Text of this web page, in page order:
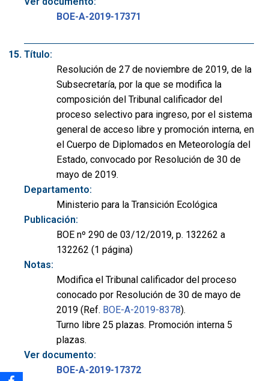
BOE-A-2019-17371
Título:
Resolución de 27 de noviembre de 2019, de la
Subsecretaría, por la que se modifica la
composición del Tribunal calificador del
proceso selectivo para ingreso, por el sistema
general de acceso libre y promoción interna, en
el Cuerpo de Diplomados en Meteorología del
Estado, convocado por Resolución de 30 de
mayo de 2019.
Departamento:
Ministerio para la Transición Ecológica
Publicación:
BOE nº 290 de 03/12/2019, p. 132262 a
132262 (1 página)
Notas:
Modifica el Tribunal calificador del proceso
conocado por Resolución de 30 de mayo de
2019 (Ref. BOE-A-2019-8378).
Turno libre 25 plazas. Promoción interna 5
plazas.
Ver documento:
BOE-A-2019-17372